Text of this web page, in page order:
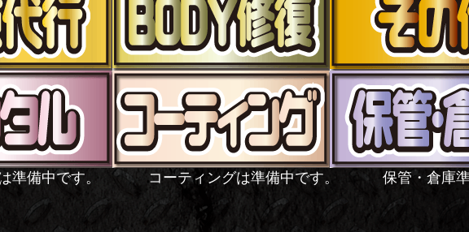
は準備中です。 コーティングは準備中です。 保管・倉庫準